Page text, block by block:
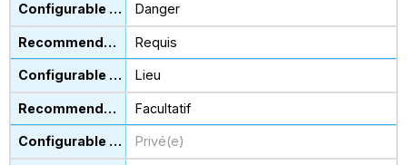
Danger
Requis
Lieu
Facultatif
Privé(e)